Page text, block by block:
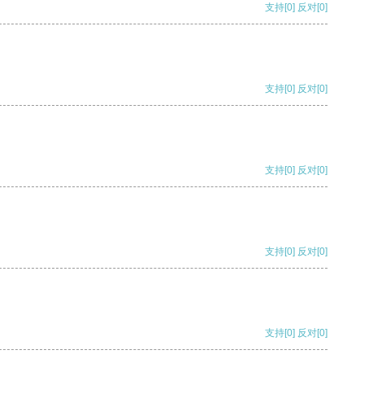
支持[0] 反对[0]
支持[0] 反对[0]
支持[0] 反对[0]
支持[0] 反对[0]
支持[0] 反对[0]